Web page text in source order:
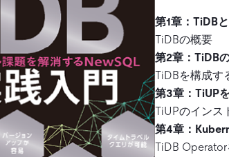
第1章：TiDB
TiDBの概要
第2章：TiDB
TiDBを構成す
第3章：TiUP
TiUPのインス
第4章：
TiDB